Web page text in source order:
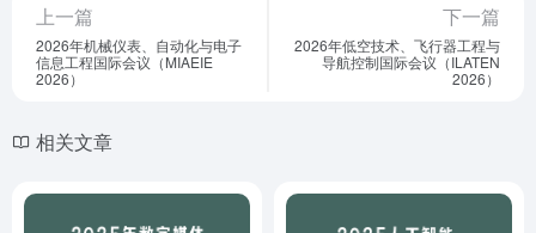
上一篇
2026年机械仪表、自动化与电子
信息工程国际会议（MIAEIE
2026）
下一篇
2026年低空技术、飞行器工程与
导航控制国际会议（ILATEN
2026）
相关文章